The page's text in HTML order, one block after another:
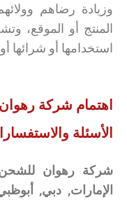
وزيادة رضاهم
المنتج أو الموقع،
استخدامها أو شرائها أو
اهتمام شركة
الأسئلة
شركة رهوان
الإمارات, دبي,